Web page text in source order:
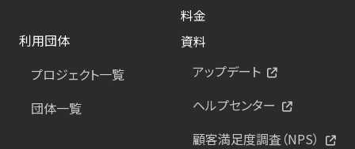
料金
利用団体
プロジェクト一覧
団体一覧
資料
アップデート
ヘルプセンター
顧客満足度調査（NPS）